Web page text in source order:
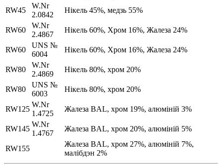
RW45
W.Nr
2.0842
Нікель 45%, медзь 55%
RW60
W.Nr
2.4867
Нікель 60%, Хром 16%, Жалеза 24%
RW60
UNS №
6004
Нікель 60%, Хром 16%, Жалеза 24%
RW80
W.Nr
2.4869
Нікель 80%, хром 20%
RW80
UNS №
6003
Нікель 80%, хром 20%
RW125
W.Nr
1.4725
Жалеза BAL, хром 19%, алюміній 3%
RW145
W.Nr
1.4767
Жалеза BAL, хром 20%, алюміній 5%
RW155
Жалеза BAL, хром 27%, алюміній 7%,
малібдэн 2%